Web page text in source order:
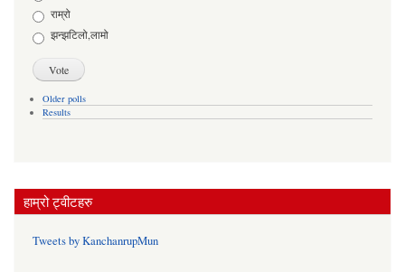
राम्रो
झन्झटिलो,लामो
Older polls
Results
हाम्रो ट्वीटहरु
Tweets by KanchanrupMun